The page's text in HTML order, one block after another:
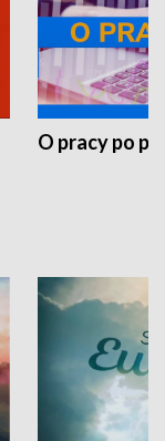
O pracy po